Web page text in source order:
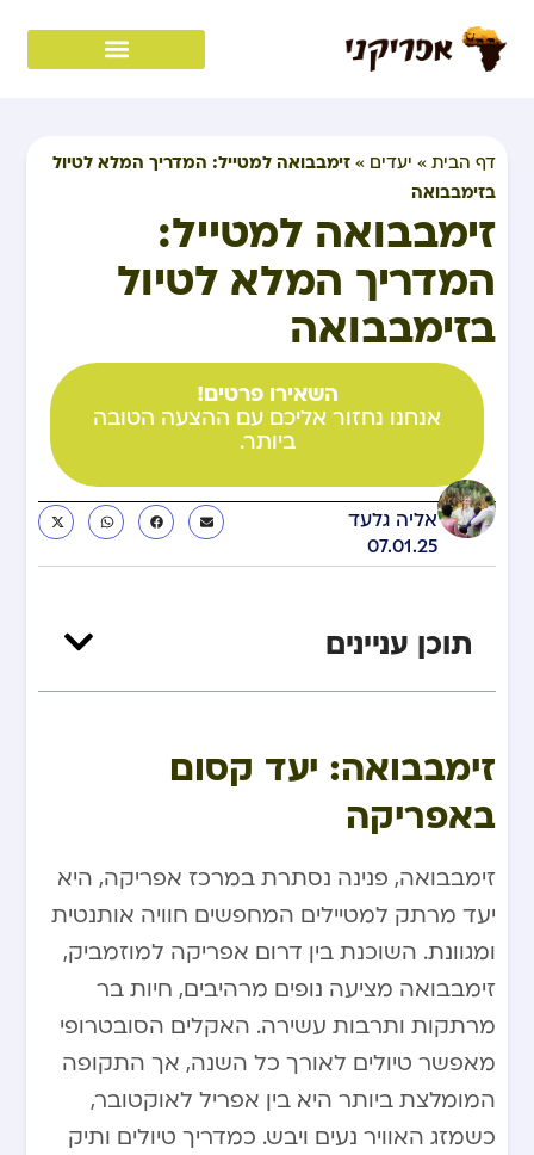
דף הבית » יעדים »זימבבואה למטייל: המדריך המלא לטיול
בזימבבואה
זימבבואה למטייל:
המדריך המלא לטיול
בזימבבואה
השאירו פרטים!
אנחנו נחזור אליכם עם ההצעה הטובה
ביותר.
אליה גלעד
07.01.25
תוכן עניינים
זימבבואה: יעד קסום
באפריקה
זימבבואה, פנינה נסתרת במרכז אפריקה, היא
יעד מרתק למטיילים המחפשים חוויה אותנטית
ומגוונת. השוכנת בין דרום אפריקה למוזמביק,
זימבבואה מציעה נופים מרהיבים, חיות בר
מרתקות ותרבות עשירה. האקלים הסובטרופי
מאפשר טיולים לאורך כל השנה, אך התקופה
המומלצת ביותר היא בין אפריל לאוקטובר,
כשמזג האוויר נעים ויבש. כמדריך טיולים ותיק